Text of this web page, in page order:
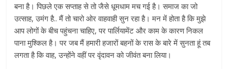
बना है। पिछले एक सप्ताह से तो जैसे धूमधाम मच गई है। समाज का जो
उत्साह, उमंग है.. मैं तो चारो ओर वाहवाही सुन रहा है। मन में होता है कि मुझे
आप लोगों के बीच पहुंचना चाहिए, पर पार्लियामेंट और काम के कारण निकल
पाना मुश्किल है। पर जब मैं हमारी हजारों बहनों के रास के बारे में सुनता हूं तब
लगता है कि वाह, उन्होंने वहीं पर वृंदावन को जीवंत बना लिया।